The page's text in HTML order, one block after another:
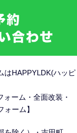
はHAPPYLDK(ハッピ
ォーム・全面改装・
ーム】